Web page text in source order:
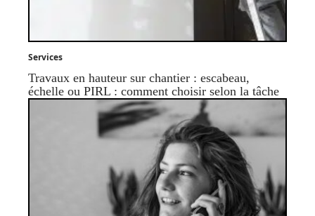
Services
Travaux en hauteur sur chantier : escabeau,
échelle ou PIRL : comment choisir selon la tâche